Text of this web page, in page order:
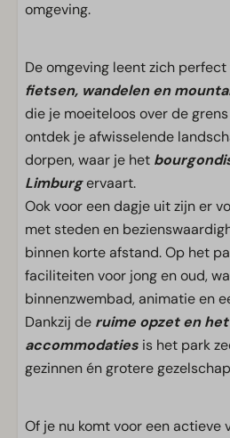
omgeving.
De omgeving leent zich perfect
fietsen, wandelen en
die je moeiteloos over de
ontdek je afwisselende
dorpen, waar je het
Limburgervaart.
Ook voor een dagje uit zijn er
met steden en
binnen korte afstand. Op het
faciliteiten voor jong en oud,
binnenzwembad, animatie en
Dankzij de ruime opzet en
accommodaties is het park
gezinnen én grotere
Of je nu komt voor een actieve